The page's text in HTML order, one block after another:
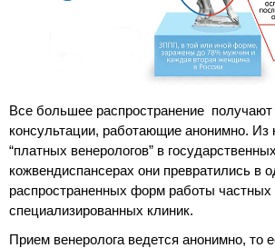
Все большее распространение получают
консультации, работающие анонимно. Из
“платных венерологов” в государственных
кожвендиспансерах они превратились в
распространенных форм работы частных
специализированных клиник.
Прием венеролога ведется анонимно, то